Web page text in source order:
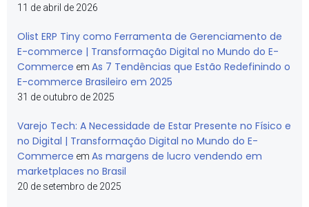
11 de abril de 2026
Olist ERP Tiny como Ferramenta de Gerenciamento de
E-commerce | Transformação Digital no Mundo do E-
Commerce em As 7 Tendências que Estão Redefinindo o
E-commerce Brasileiro em 2025
31 de outubro de 2025
Varejo Tech: A Necessidade de Estar Presente no Físico e
no Digital | Transformação Digital no Mundo do E-
Commerce em As margens de lucro vendendo em
marketplaces no Brasil
20 de setembro de 2025